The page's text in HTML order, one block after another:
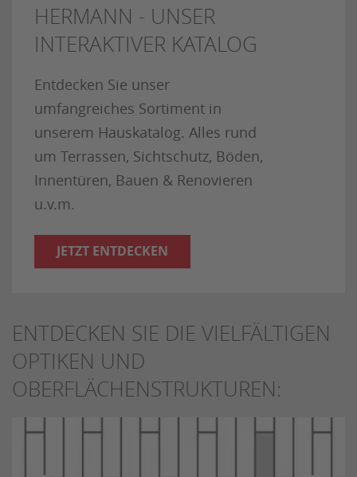
HERMANN - UNSER
INTERAKTIVER KATALOG
Entdecken Sie unser
umfangreiches Sortiment in
unserem Hauskatalog. Alles rund
um Terrassen, Sichtschutz, Böden,
Innentüren, Bauen & Renovieren
u.v.m.
JETZT ENTDECKEN
ENTDECKEN SIE DIE VIELFÄLTIGEN
OPTIKEN UND
OBERFLÄCHENSTRUKTUREN: